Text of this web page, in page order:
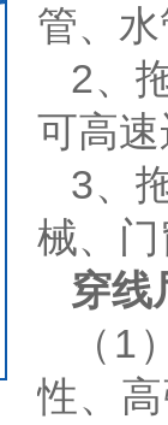
管、
2、
可高
3、
械、
穿线
（
性、